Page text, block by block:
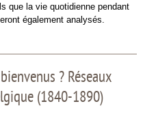
que la vie quotidienne pendant
également analysés.
? Réseaux
(1840-1890)